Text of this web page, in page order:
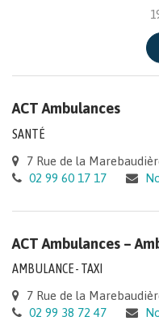
ACT Ambulances
SANTÉ
7 Rue de la
02 99 60 17 17
ACT Ambulances –
AMBULANCE - TAXI
7 Rue de la
02 99 38 72 47